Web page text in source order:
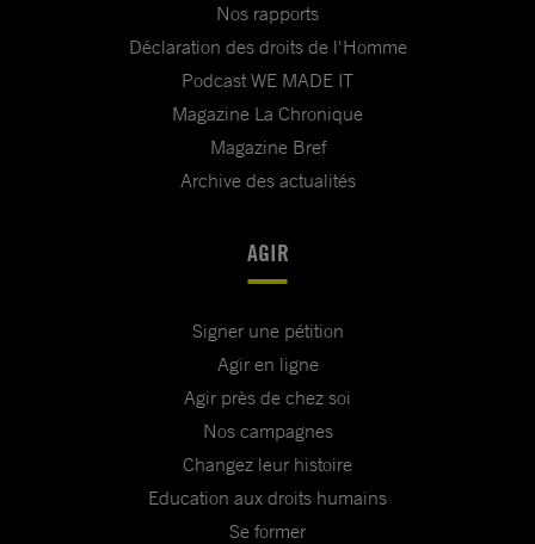
Nos rapports
Déclaration des droits de l'Homme
Podcast WE MADE IT
Magazine La Chronique
Magazine Bref
Archive des actualités
AGIR
Signer une pétition
Agir en ligne
Agir près de chez soi
Nos campagnes
Changez leur histoire
Education aux droits humains
Se former